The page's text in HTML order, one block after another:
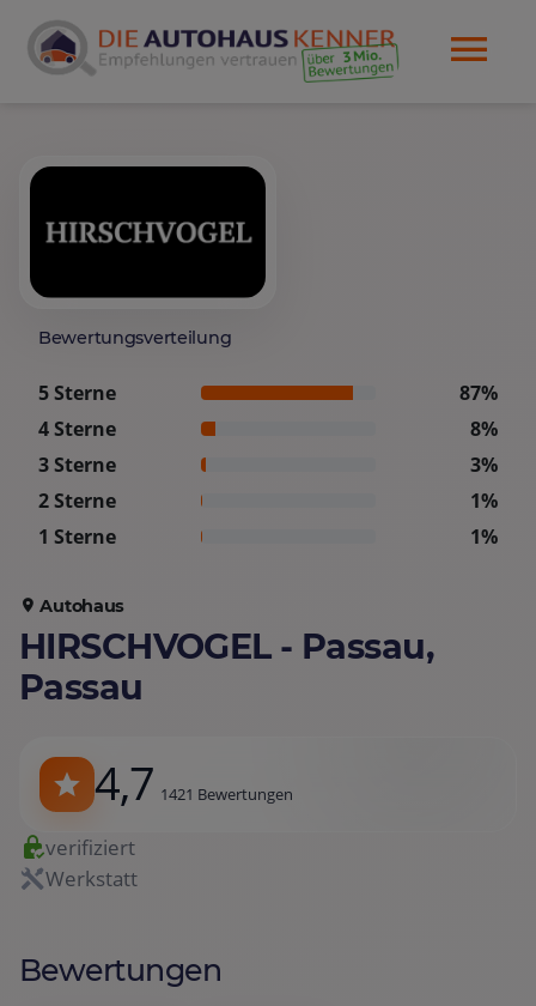
Bewertungsverteilung
5 Sterne
87%
4 Sterne
8%
3 Sterne
3%
2 Sterne
1%
1 Sterne
1%
Autohaus
HIRSCHVOGEL - Passau,
Passau
4,7 1421 Bewertungen
verifiziert
Werkstatt
Bewertungen